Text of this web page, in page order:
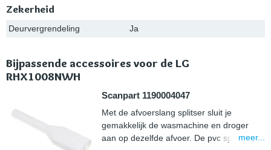
Zekerheid
Deurvergrendeling Ja
Bijpassende accessoires voor de LG
RHX1008NWH
Scanpart 1190004047
Met de afvoerslang splitser sluit je
gemakkelijk de wasmachine en droger
aan op dezelfde afvoer. De pvc splitsermeer...